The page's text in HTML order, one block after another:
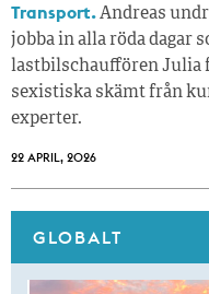
Transport.Andreas
jobba in alla röda dagar
lastbilschauffören Julia
sexistiska skämt från
experter.
22 APRIL, 2026
GLOBALT